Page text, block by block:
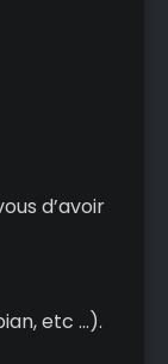
d’avoir
etc ...).